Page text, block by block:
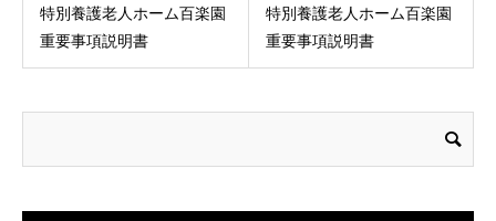
特別養護老人ホーム百楽園
重要事項説明書
特別養護老人ホーム百楽園
重要事項説明書